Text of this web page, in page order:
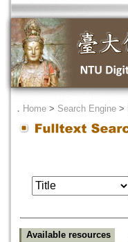
． Home > Search Engine >
Available resources